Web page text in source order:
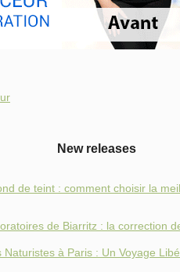
New releases
de teint : comment choisir la
de Biarritz : la correction
à Paris : Un Voyage